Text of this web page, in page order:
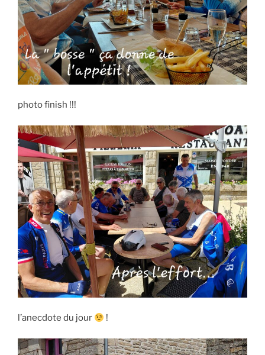
photo finish !!!
l’anecdote du jour !